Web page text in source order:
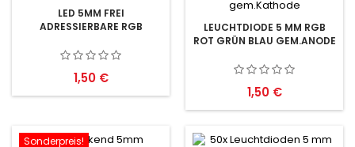
LED 5MM FREI
ADRESSIERBARE RGB
Preis
1,50 €
LEUCHTDIODE 5 MM RGB
ROT GRÜN BLAU GEM.ANODE
Preis
1,50 €
Sonderpreis!